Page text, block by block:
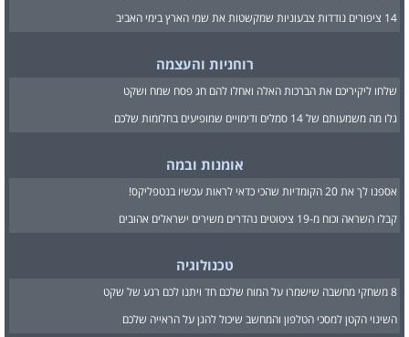
14 ציפורים נודדות צבעוניות שמקשטות את שמי הארץ בימי האביב
רוחניות והעצמה
שלחו ליקיריכם את הברכות האלה ואחלו להם חג פסח שמח ושקט
גלו מה משמעותם של 14 סמלים ודימויים שמופיעים בחלומות שלכם
אומנות ובמה
אספנו לך את 20 הקומדיות שהכי כדאי לראות עכשיו בנטפליקס!
קבלו השראה וכוח מ-19 ציטוטים נהדרים משירים ישראלים אהובים
טכנולוגיה
8 משחקי מחשבה שישמרו על המוח שלכם חד ויתנו לכם רגע של שקט
השינוי הקטן למסכי הטלפון והמחשב שיכול להגן על הראייה שלכם